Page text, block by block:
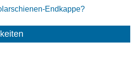
Endkappe?